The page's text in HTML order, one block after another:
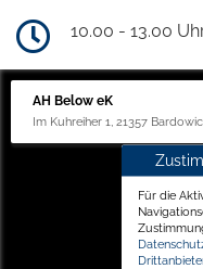
10.00 - 13.00
AH Below eK
Im Kuhreiher 1, 21357
Für die